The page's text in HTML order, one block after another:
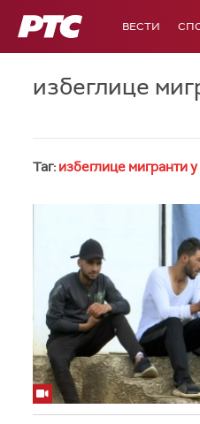
РТС ВЕСТИ
избеглице
Таг: избеглице мигранти